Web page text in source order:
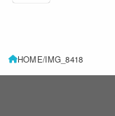
HOME IMG_8418